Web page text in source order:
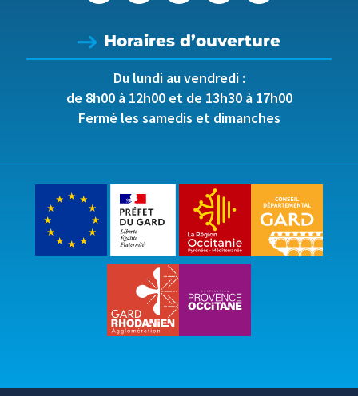
Horaires d’ouverture
Du lundi au vendredi :
de 8h00 à 12h00 et de 13h30 à 17h00
Fermé les samedis et dimanches